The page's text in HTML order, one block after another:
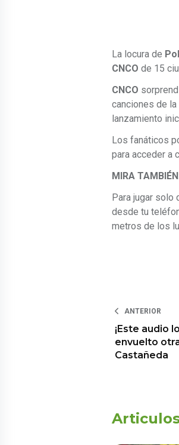
La locura de
CNCO de 15
CNCO
canciones de
lanzamiento
Los fanáticos
para acceder a
MIRA
Para jugar solo
desde tu
metros de los
ANTERIOR
¡Este audio
envuelto
Castañeda